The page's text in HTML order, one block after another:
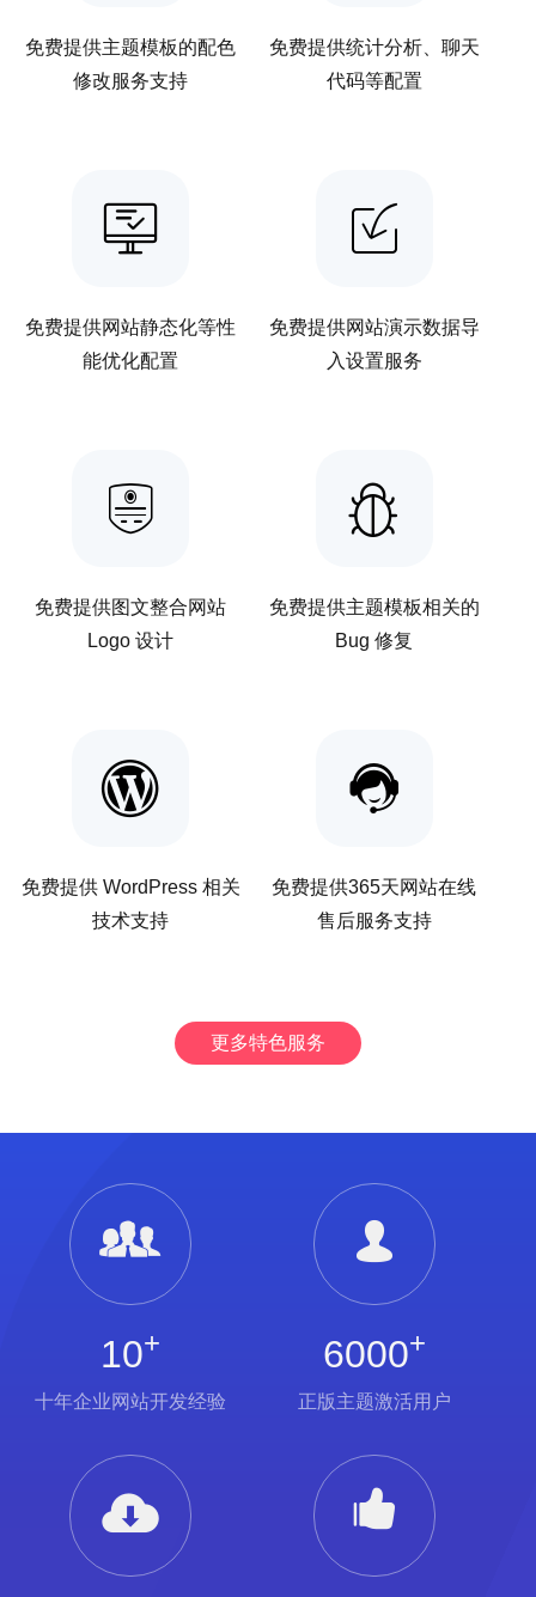
免费提供主题模板的配色
修改服务支持
免费提供统计分析、聊天
代码等配置
免费提供网站静态化等性
能优化配置
免费提供网站演示数据导
入设置服务
免费提供图文整合网站
Logo 设计
免费提供主题模板相关的
Bug 修复
免费提供 WordPress 相关
技术支持
免费提供365天网站在线
售后服务支持
更多特色服务
10+
十年企业网站开发经验
6000+
正版主题激活用户